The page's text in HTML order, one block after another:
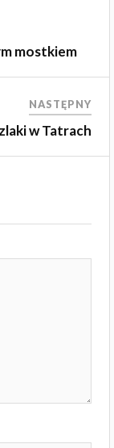
mostkiem
NASTĘPNY
w Tatrach